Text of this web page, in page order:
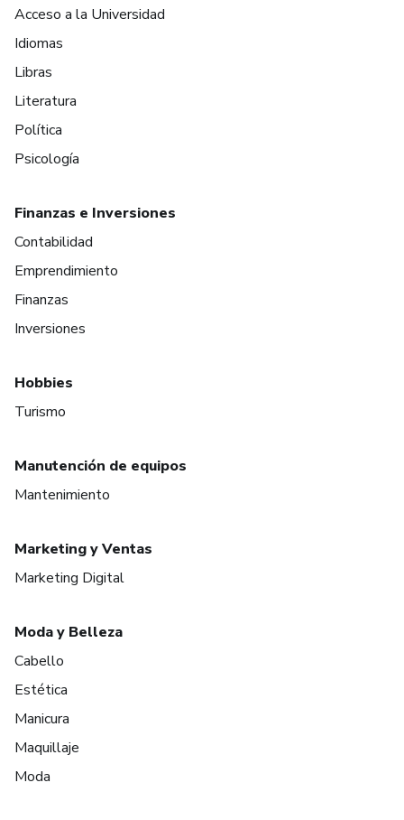
Acceso a la Universidad
Idiomas
Libras
Literatura
Política
Psicología
Finanzas e Inversiones
Contabilidad
Emprendimiento
Finanzas
Inversiones
Hobbies
Turismo
Manutención de equipos
Mantenimiento
Marketing y Ventas
Marketing Digital
Moda y Belleza
Cabello
Estética
Manicura
Maquillaje
Moda